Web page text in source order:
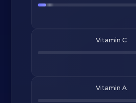
Vitamin C
Vitamin A